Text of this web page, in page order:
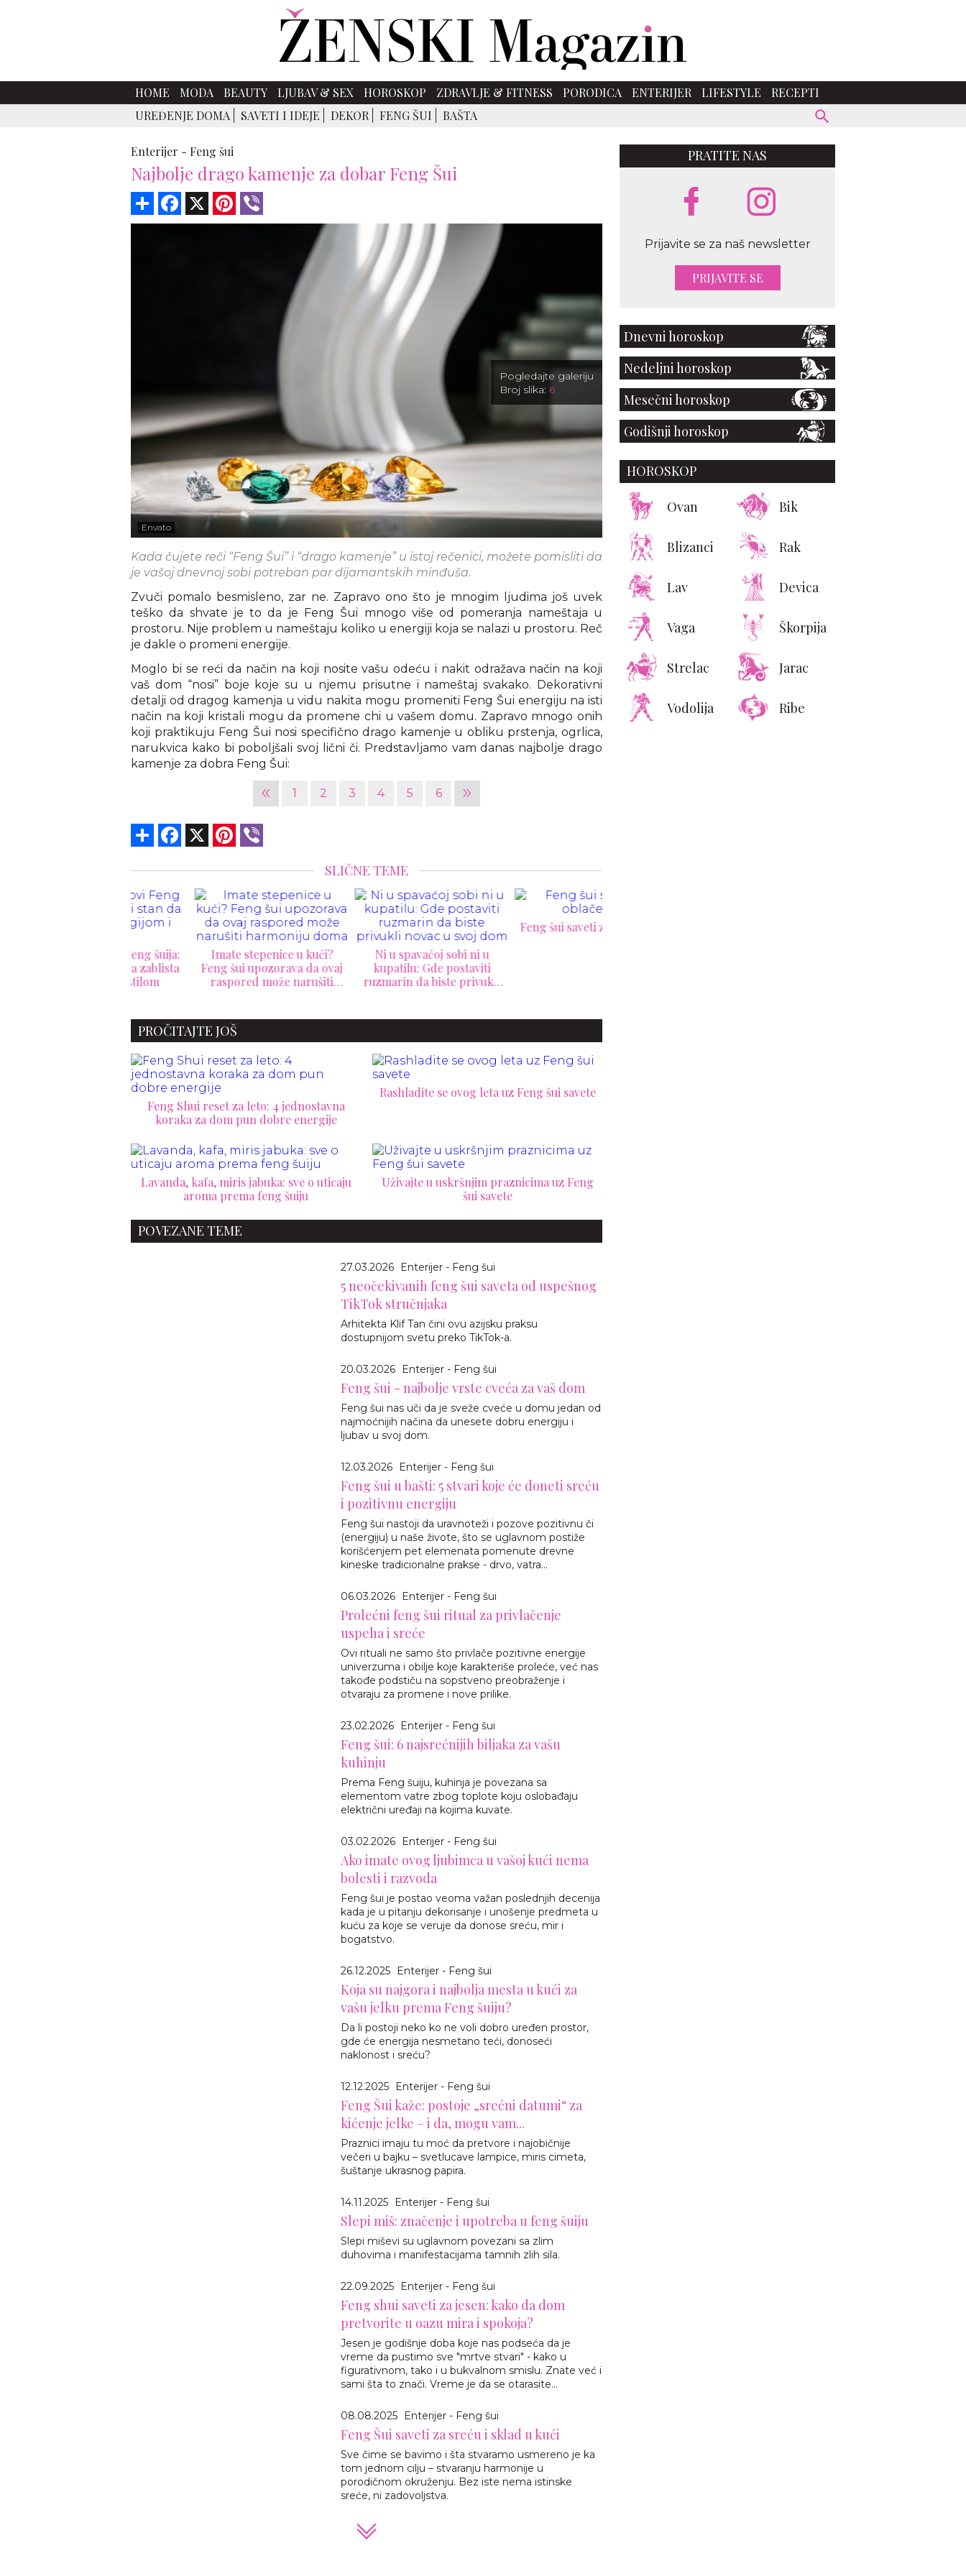
HOME MODA BEAUTY LJUBAV & SEX HOROSKOP ZDRAVLJE & FITNESS PORODICA ENTERIJER LIFESTYLE
RECEPTI
UREĐENJE DOMA
SAVETI I IDEJE DEKOR FENG ŠUI BAŠTA
Enterijer - Feng šui
Najbolje drago kamenje za dobar Feng Šui
Share Facebook Pinterest
Envato
Pogledajte galeriju
Broj slika: 6
Kada čujete reči “Feng Šui” i “drago kamenje” u istoj rečenici, možete pomisliti da
je vašoj dnevnoj sobi potreban par dijamantskih minđuša.
Zvuči pomalo besmisleno, zar ne. Zapravo ono što je mnogim ljudima još uvek
teško da shvate je to da je Feng Šui mnogo više od pomeranja nameštaja u
prostoru. Nije problem u nameštaju koliko u energiji koja se nalazi u prostoru. Reč
je dakle o promeni energije.
Moglo bi se reći da način na koji nosite vašu odeću i nakit odražava način na koji
vaš dom “nosi” boje koje su u njemu prisutne i nameštaj svakako. Dekorativni
detalji od dragog kamenja u vidu nakita mogu promeniti Feng Šui energiju na isti
način na koji kristali mogu da promene chi u vašem domu. Zapravo mnogo onih
koji praktikuju Feng Šui nosi specifično drago kamenje u obliku prstenja, ogrlica,
narukvica kako bi poboljšali svoj lični či. Predstavljamo vam danas najbolje drago
kamenje za dobra Feng Šui:
« 1 2 3 4 5 6 »
Share Facebook Pinterest
SLIČNE TEME
Imate stepenice u kući?
Feng šui upozorava da ovaj
raspored može narušiti
Ni u spavaćoj sobi ni u
kupatilu: Gde postaviti
ruzmarin da biste privukli
Feng šui saveti za oblačenje
PROČITAJTE JOŠ
Feng Shui reset za leto: 4 jednostavna
koraka za dom pun dobre energije
Rashladite se ovog leta uz Feng šui savete
Lavanda, kafa, miris jabuka: sve o uticaju
aroma prema feng šuiju
Uživajte u uskršnjim praznicima uz Feng
šui savete
POVEZANE TEME
27.03.2026 Enterijer - Feng šui
5 neočekivanih feng šui saveta od uspešnog
TikTok stručnjaka
Arhitekta Klif Tan čini ovu azijsku praksu
dostupnijom svetu preko TikTok-a.
20.03.2026 Enterijer - Feng šui
Feng šui - najbolje vrste cveća za vaš dom
Feng šui nas uči da je sveže cveće u domu jedan od
najmoćnijih načina da unesete dobru energiju i
ljubav u svoj dom.
12.03.2026 Enterijer - Feng šui
Feng šui u bašti: 5 stvari koje će doneti sreću
i pozitivnu energiju
Feng šui nastoji da uravnoteži i pozove pozitivnu či
(energiju) u naše živote, što se uglavnom postiže
korišćenjem pet elemenata pomenute drevne
kineske tradicionalne prakse - drvo, vatra...
06.03.2026 Enterijer - Feng šui
Prolećni feng šui ritual za privlačenje
uspeha i sreće
Ovi rituali ne samo što privlače pozitivne energije
univerzuma i obilje koje karakteriše proleće, već nas
takođe podstiču na sopstveno preobraženje i
otvaraju za promene i nove prilike.
23.02.2026 Enterijer - Feng šui
Feng šui: 6 najsrećnijih biljaka za vašu
kuhinju
Prema Feng šuiju, kuhinja je povezana sa
elementom vatre zbog toplote koju oslobađaju
električni uređaji na kojima kuvate.
03.02.2026 Enterijer - Feng šui
Ako imate ovog ljubimca u vašoj kući nema
bolesti i razvoda
Feng šui je postao veoma važan poslednjih decenija
kada je u pitanju dekorisanje i unošenje predmeta u
kuću za koje se veruje da donose sreću, mir i
bogatstvo.
26.12.2025 Enterijer - Feng šui
Koja su najgora i najbolja mesta u kući za
vašu jelku prema Feng šuiju?
Da li postoji neko ko ne voli dobro uređen prostor,
gde će energija nesmetano teći, donoseći
naklonost i sreću?
12.12.2025 Enterijer - Feng šui
Feng Šui kaže: postoje „srećni datumi“ za
kićenje jelke – i da, mogu vam...
Praznici imaju tu moć da pretvore i najobičnije
večeri u bajku – svetlucave lampice, miris cimeta,
šuštanje ukrasnog papira.
14.11.2025 Enterijer - Feng šui
Slepi miš: značenje i upotreba u feng šuiju
Slepi miševi su uglavnom povezani sa zlim
duhovima i manifestacijama tamnih zlih sila.
22.09.2025 Enterijer - Feng šui
Feng shui saveti za jesen: kako da dom
pretvorite u oazu mira i spokoja?
Jesen je godišnje doba koje nas podseća da je
vreme da pustimo sve "mrtve stvari" - kako u
figurativnom, tako i u bukvalnom smislu. Znate već i
sami šta to znači. Vreme je da se otarasite...
08.08.2025 Enterijer - Feng šui
Feng Šui saveti za sreću i sklad u kući
Sve čime se bavimo i šta stvaramo usmereno je ka
tom jednom cilju – stvaranju harmonije u
porodičnom okruženju. Bez iste nema istinske
sreće, ni zadovoljstva.
PRATITE NAS
Prijavite se za naš newsletter
PRIJAVITE SE
Dnevni horoskop
Nedeljni horoskop
Mesečni horoskop
Godišnji horoskop
HOROSKOP
Ovan Bik
Blizanci Rak
Lav Devica
Vaga Škorpija
Strelac Jarac
Vodolija Ribe